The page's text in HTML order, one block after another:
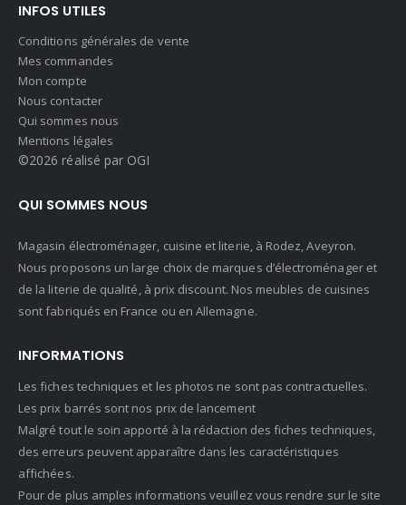
INFOS UTILES
Conditions générales de vente
Mes commandes
Mon compte
Nous contacter
Qui sommes nous
Mentions légales
©2026 réalisé par OGI
QUI SOMMES NOUS
Magasin électroménager, cuisine et literie, à Rodez, Aveyron.
Nous proposons un large choix de marques d’électroménager et
de la literie de qualité, à prix discount. Nos meubles de cuisines
sont fabriqués en France ou en Allemagne.
INFORMATIONS
Les fiches techniques et les photos ne sont pas contractuelles.
Les prix barrés sont nos prix de lancement
Malgré tout le soin apporté à la rédaction des fiches techniques,
des erreurs peuvent apparaître dans les caractéristiques
affichées.
Pour de plus amples informations veuillez vous rendre sur le site